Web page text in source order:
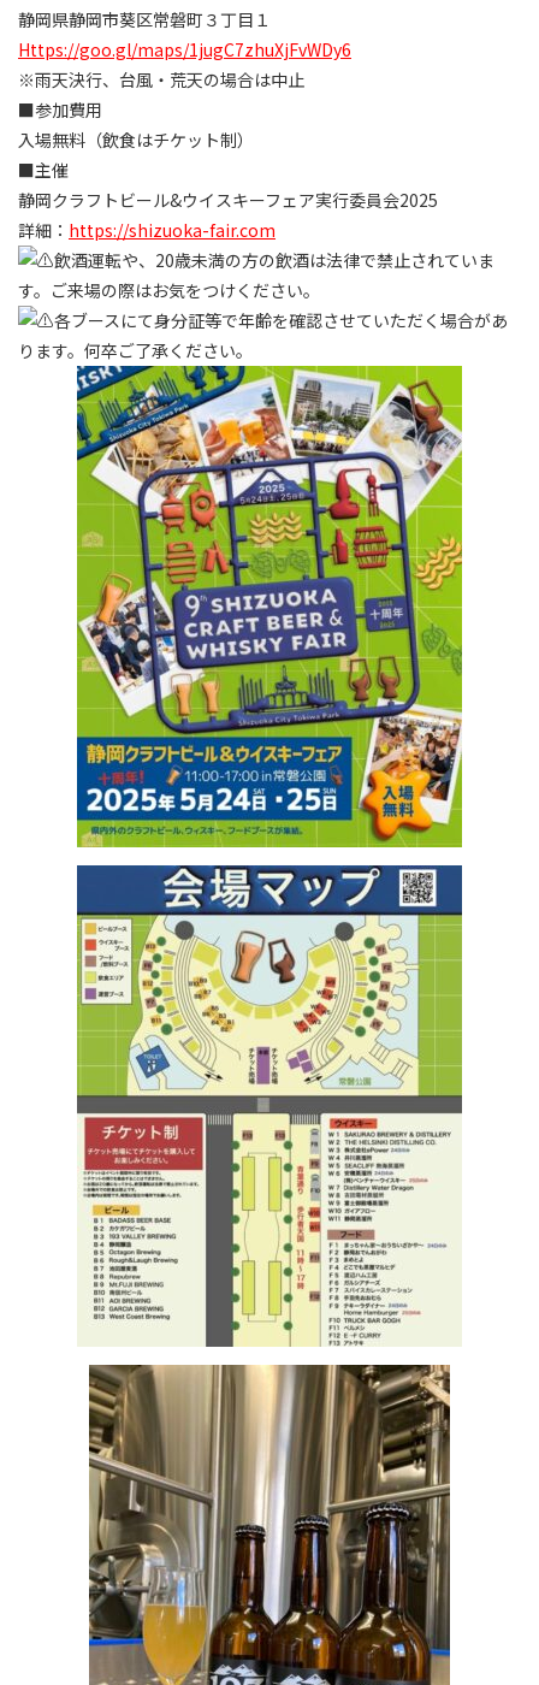
静岡県静岡市葵区常磐町３丁目１
https://goo.gl/maps/1jugC7zhuXjFvWDy6
※雨天決行、台風・荒天の場合は中止
■参加費用
入場無料（飲食はチケット制）
■主催
静岡クラフトビール&ウイスキーフェア実行委員会2025
詳細： https://shizuoka-fair.com
飲酒運転や、20歳未満の方の飲酒は法律で禁止されていま
す。ご来場の際はお気をつけください。
各ブースにて身分証等で年齢を確認させていただく場合があ
ります。何卒ご了承ください。